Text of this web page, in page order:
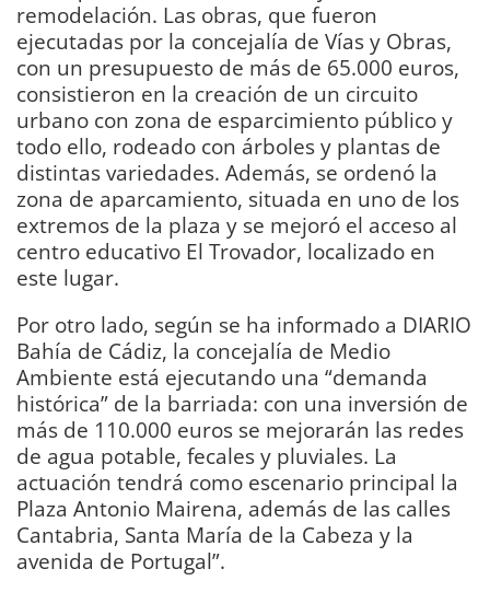
remodelación. Las obras, que fueron
ejecutadas por la concejalía de Vías y Obras,
con un presupuesto de más de 65.000 euros,
consistieron en la creación de un circuito
urbano con zona de esparcimiento público y
todo ello, rodeado con árboles y plantas de
distintas variedades. Además, se ordenó la
zona de aparcamiento, situada en uno de los
extremos de la plaza y se mejoró el acceso al
centro educativo El Trovador, localizado en
este lugar.
Por otro lado, según se ha informado a DIARIO
Bahía de Cádiz, la concejalía de Medio
Ambiente está ejecutando una “demanda
histórica” de la barriada: con una inversión de
más de 110.000 euros se mejorarán las redes
de agua potable, fecales y pluviales. La
actuación tendrá como escenario principal la
Plaza Antonio Mairena, además de las calles
Cantabria, Santa María de la Cabeza y la
avenida de Portugal”.